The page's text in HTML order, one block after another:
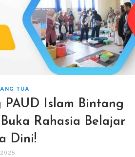
TUA
PAUD Islam Bintang
Rahasia Belajar
Dini!